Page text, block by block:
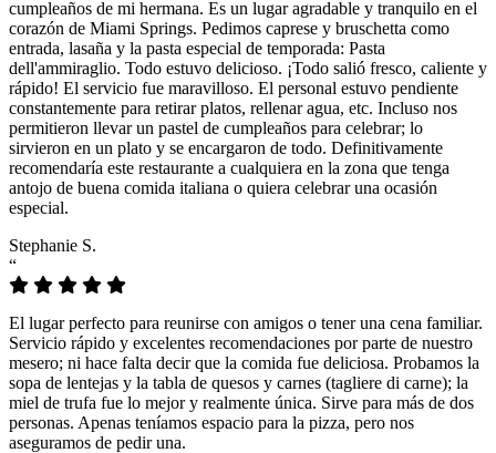
cumpleaños de mi hermana. Es un lugar agradable y tranquilo en el
corazón de Miami Springs. Pedimos caprese y bruschetta como
entrada, lasaña y la pasta especial de temporada: Pasta
dell'ammiraglio. Todo estuvo delicioso. ¡Todo salió fresco, caliente y
rápido! El servicio fue maravilloso. El personal estuvo pendiente
constantemente para retirar platos, rellenar agua, etc. Incluso nos
permitieron llevar un pastel de cumpleaños para celebrar; lo
sirvieron en un plato y se encargaron de todo. Definitivamente
recomendaría este restaurante a cualquiera en la zona que tenga
antojo de buena comida italiana o quiera celebrar una ocasión
especial.
Stephanie S.
“
El lugar perfecto para reunirse con amigos o tener una cena familiar.
Servicio rápido y excelentes recomendaciones por parte de nuestro
mesero; ni hace falta decir que la comida fue deliciosa. Probamos la
sopa de lentejas y la tabla de quesos y carnes (tagliere di carne); la
miel de trufa fue lo mejor y realmente única. Sirve para más de dos
personas. Apenas teníamos espacio para la pizza, pero nos
aseguramos de pedir una.